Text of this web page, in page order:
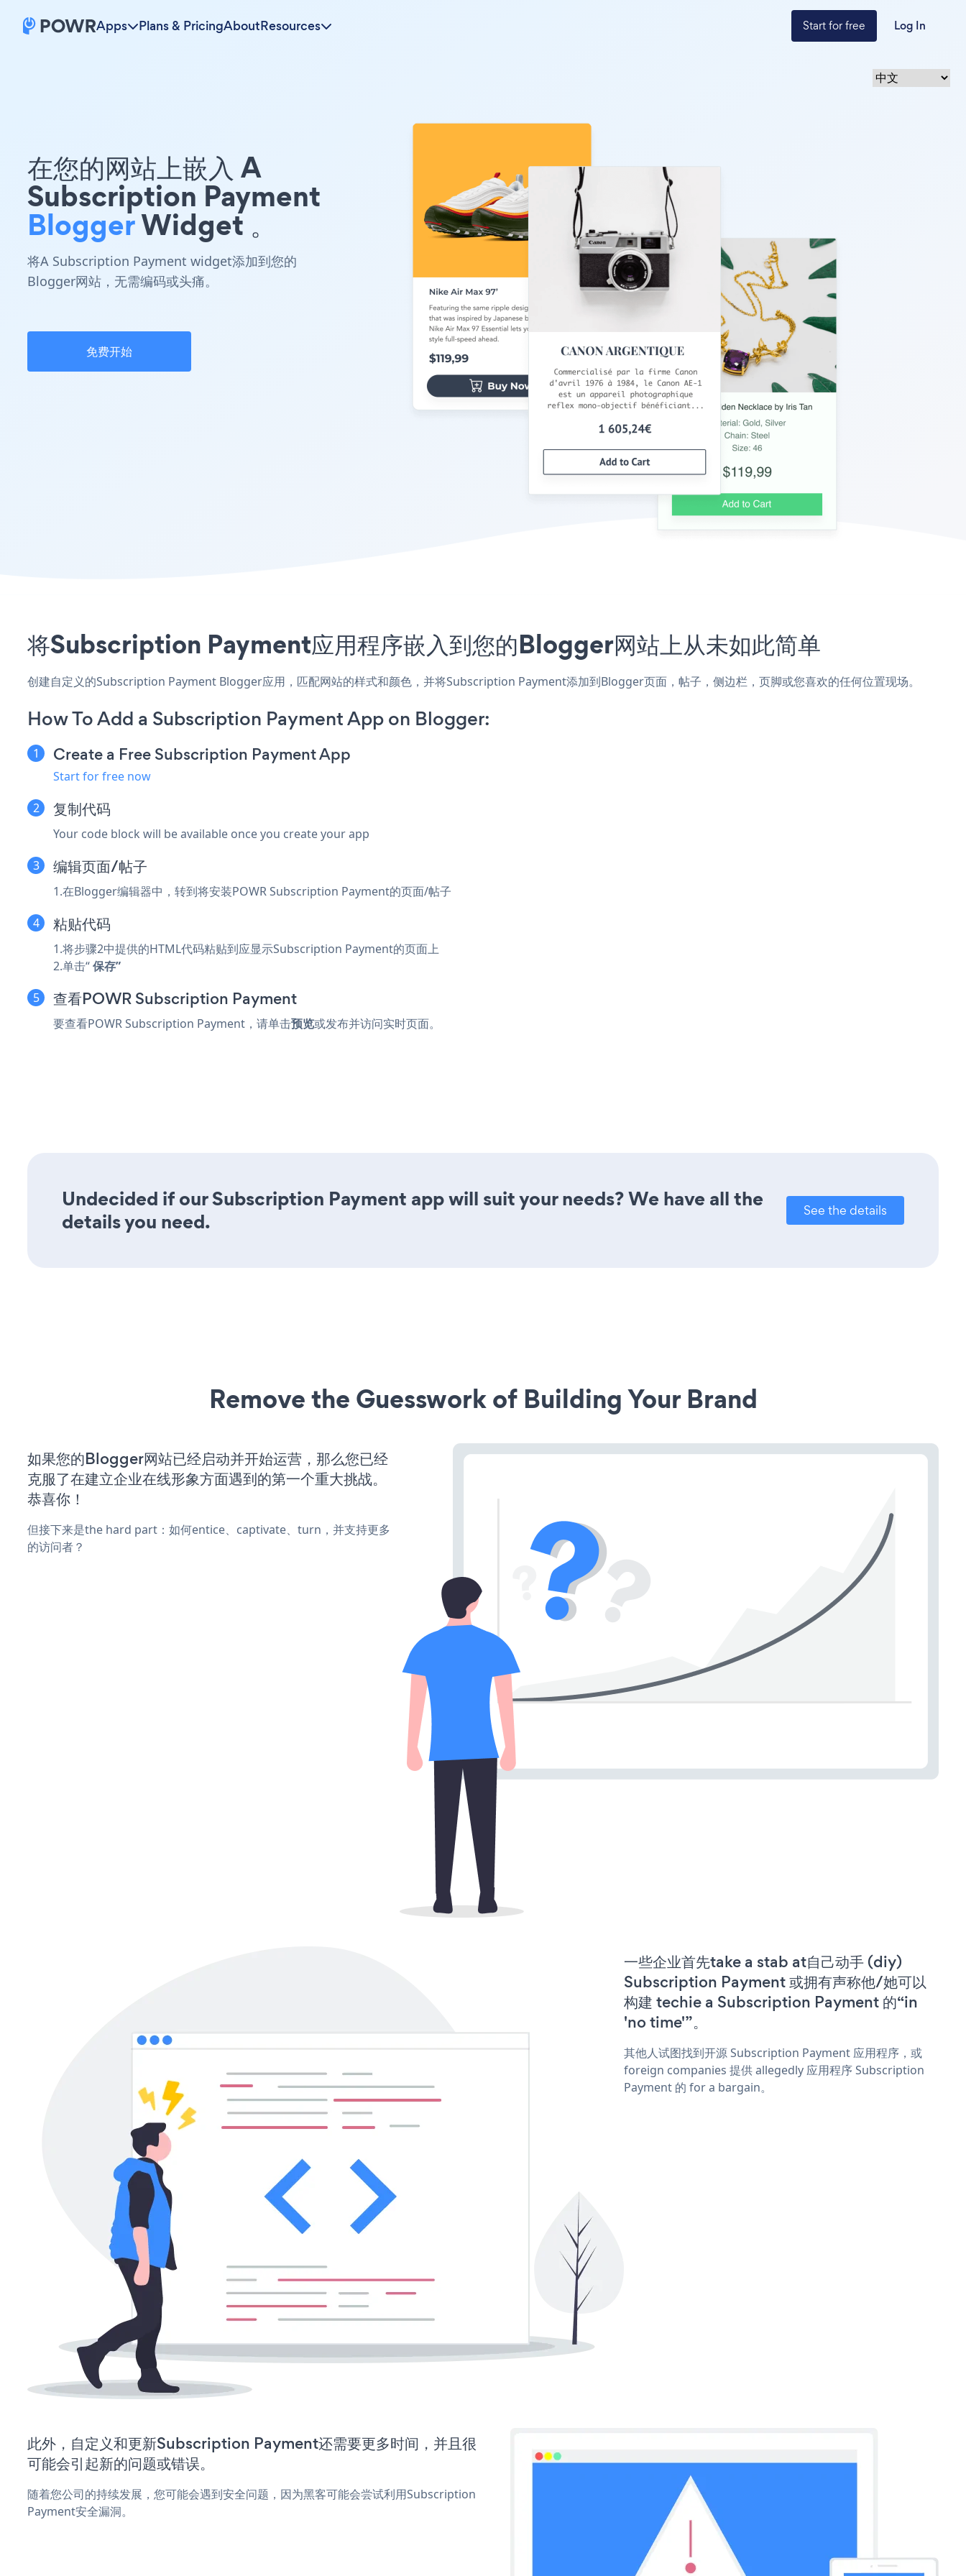
Apps Plans & PricingAboutResources Start for free Log In
在您的网站上嵌入 A
Subscription Payment
BloggerWidget 。
将A Subscription Payment widget添加到您的
Blogger网站，无需编码或头痛。
免费开始
将Subscription Payment应用程序嵌入到您的Blogger网站上从未如此简单
创建自定义的Subscription Payment Blogger应用，匹配网站的样式和颜色，并将Subscription Payment添加到Blogger页面，帖子，侧边栏，页脚或您喜欢的任何位置现场。
How To Add a Subscription Payment App on Blogger:
Create a Free Subscription Payment App
Start for free now
复制代码
Your code block will be available once you create your app
编辑页面/帖子
1.在Blogger编辑器中，转到将安装POWR Subscription Payment的页面/帖子
粘贴代码
1.将步骤2中提供的HTML代码粘贴到应显示Subscription Payment的页面上
2.单击“保存”
查看POWR Subscription Payment
要查看POWR Subscription Payment，请单击预览或发布并访问实时页面。
Undecided if our Subscription Payment app will suit your needs? We have all the
details you need.
See the details
Remove the Guesswork of Building Your Brand
如果您的Blogger网站已经启动并开始运营，那么您已经
克服了在建立企业在线形象方面遇到的第一个重大挑战。
恭喜你！
但接下来是the hard part：如何entice、captivate、turn，并支持更多
的访问者？
一些企业首先take a stab at自己动手 (diy)
Subscription Payment 或拥有声称他/她可以
构建 techie a Subscription Payment 的“in
'no time'”。
其他人试图找到开源 Subscription Payment 应用程序，或
foreign companies 提供 allegedly 应用程序 Subscription
Payment 的 for a bargain。
此外，自定义和更新Subscription Payment还需要更多时间，并且很
可能会引起新的问题或错误。
随着您公司的持续发展，您可能会遇到安全问题，因为黑客可能会尝试利用Subscription
Payment安全漏洞。